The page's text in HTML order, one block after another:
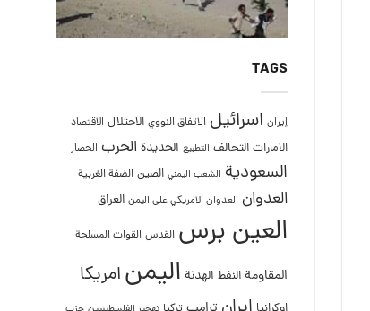
TAGS
إيران اسرائيل الاتفاق النووي الاحتلال الاقتصاد
الامارات التحالف التطبيع الحديدة الحرب الحصار
السعودية الشعب اليمني الصين الضفة الغربية
العدوان العدوان الامريكي على اليمن العراق
العين برس القدس القوات المسلحة
المقاومةالنفط الهدنة اليمنامريكا